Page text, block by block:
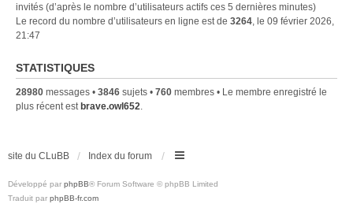
invités (d’après le nombre d’utilisateurs actifs ces 5 dernières minutes)
Le record du nombre d’utilisateurs en ligne est de 3264, le 09 février 2026,
21:47
STATISTIQUES
28980 messages • 3846 sujets • 760 membres • Le membre enregistré le
plus récent estbrave.owl652.
site du CLuBB Index du forum
Développé par phpBB® Forum Software © phpBB Limited
Traduit par phpBB-fr.com